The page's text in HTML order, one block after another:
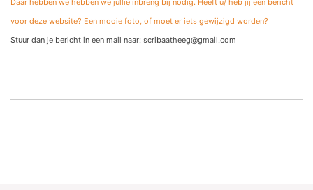
Daar hebben we hebben we jullie inbreng bij nodig. Heeft u/ heb jij een bericht
voor deze website? Een mooie foto, of moet er iets gewijzigd worden?
Stuur dan je bericht in een mail naar: scribaatheeg@gmail.com